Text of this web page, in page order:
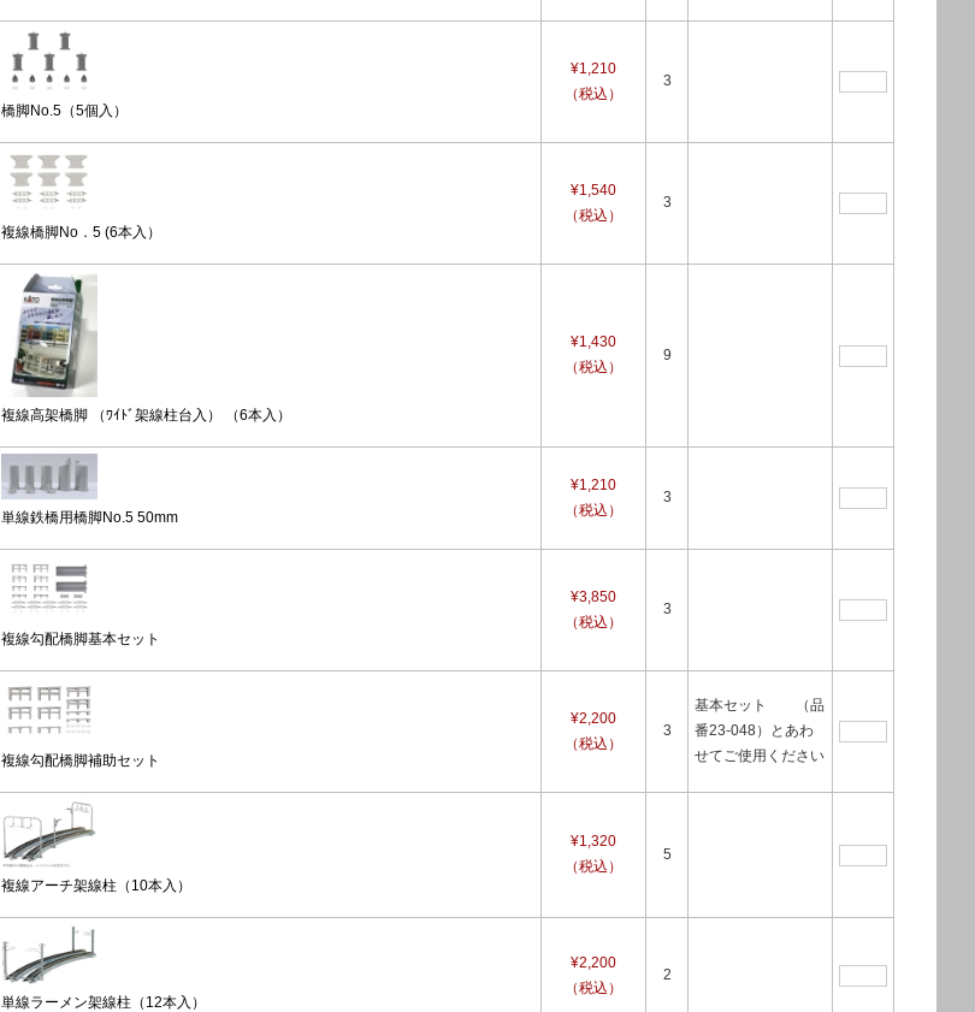
橋脚No.5（5個入）
¥1,210
（税込）
3
複線橋脚No．5 (6本入）
¥1,540
（税込）
3
複線高架橋脚 （ﾜｲﾄﾞ架線柱台入） （6本入）
¥1,430
（税込）
9
単線鉄橋用橋脚No.5 50mm
¥1,210
（税込）
3
複線勾配橋脚基本セット
¥3,850
（税込）
3
複線勾配橋脚補助セット
¥2,200
（税込）
3
基本セット （品
番23-048）とあわ
せてご使用ください
複線アーチ架線柱（10本入）
¥1,320
（税込）
5
単線ラーメン架線柱（12本入）
¥2,200
（税込）
2